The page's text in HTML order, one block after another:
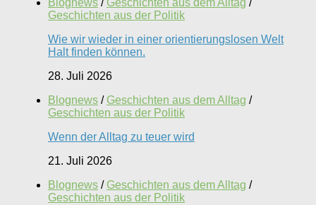
Blognews / Geschichten aus dem Alltag /
Geschichten aus der Politik
Wie wir wieder in einer orientierungslosen Welt
Halt finden können.
28. Juli 2026
Blognews / Geschichten aus dem Alltag /
Geschichten aus der Politik
Wenn der Alltag zu teuer wird
21. Juli 2026
Blognews / Geschichten aus dem Alltag /
Geschichten aus der Politik